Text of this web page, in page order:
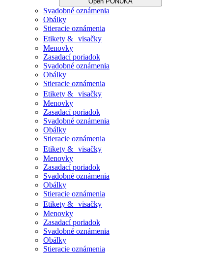
Svadobné oznámenia
Obálky
Stieracie oznámenia
Etikety & visačky
Menovky
Zasadací poriadok
Svadobné oznámenia
Obálky
Stieracie oznámenia
Etikety & visačky
Menovky
Zasadací poriadok
Svadobné oznámenia
Obálky
Stieracie oznámenia
Etikety & visačky
Menovky
Zasadací poriadok
Svadobné oznámenia
Obálky
Stieracie oznámenia
Etikety & visačky
Menovky
Zasadací poriadok
Svadobné oznámenia
Obálky
Stieracie oznámenia